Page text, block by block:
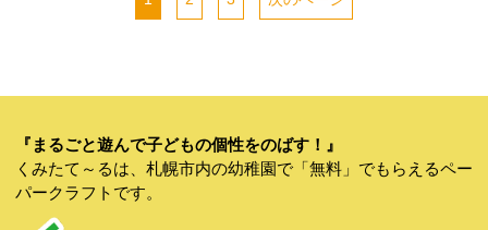
『まるごと遊んで子どもの個性をのばす！』
くみたて～るは、札幌市内の幼稚園で「無料」でもらえるペー
パークラフトです。